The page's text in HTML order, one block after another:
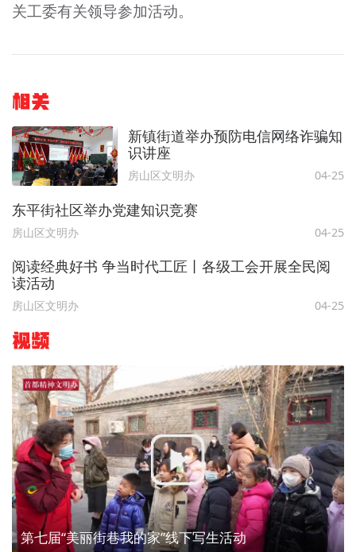
关工委有关领导参加活动。
相关
新镇街道举办预防电信网络诈骗知
识讲座
房山区文明办 04-25
东平街社区举办党建知识竞赛
房山区文明办 04-25
阅读经典好书 争当时代工匠丨各级工会开展全民阅
读活动
房山区文明办 04-25
视频
第七届“美丽街巷我的家”线下写生活动